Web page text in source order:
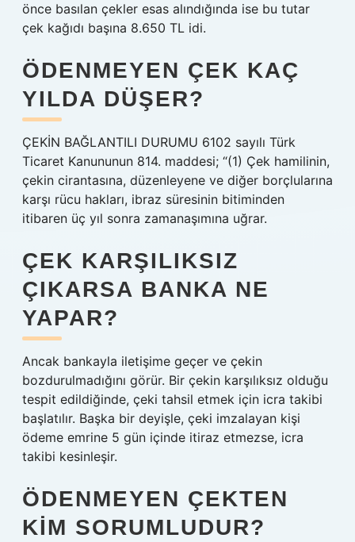
önce basılan çekler esas alındığında ise bu tutar
çek kağıdı başına 8.650 TL idi.
ÖDENMEYEN ÇEK KAÇ
YILDA DÜŞER?
ÇEKİN BAĞLANTILI DURUMU 6102 sayılı Türk
Ticaret Kanununun 814. maddesi; “(1) Çek hamilinin,
çekin cirantasına, düzenleyene ve diğer borçlularına
karşı rücu hakları, ibraz süresinin bitiminden
itibaren üç yıl sonra zamanaşımına uğrar.
ÇEK KARŞILIKSIZ
ÇIKARSA BANKA NE
YAPAR?
Ancak bankayla iletişime geçer ve çekin
bozdurulmadığını görür. Bir çekin karşılıksız olduğu
tespit edildiğinde, çeki tahsil etmek için icra takibi
başlatılır. Başka bir deyişle, çeki imzalayan kişi
ödeme emrine 5 gün içinde itiraz etmezse, icra
takibi kesinleşir.
ÖDENMEYEN ÇEKTEN
KIM SORUMLUDUR?